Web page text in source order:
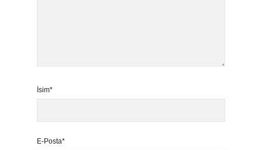
İsim*
E-Posta*